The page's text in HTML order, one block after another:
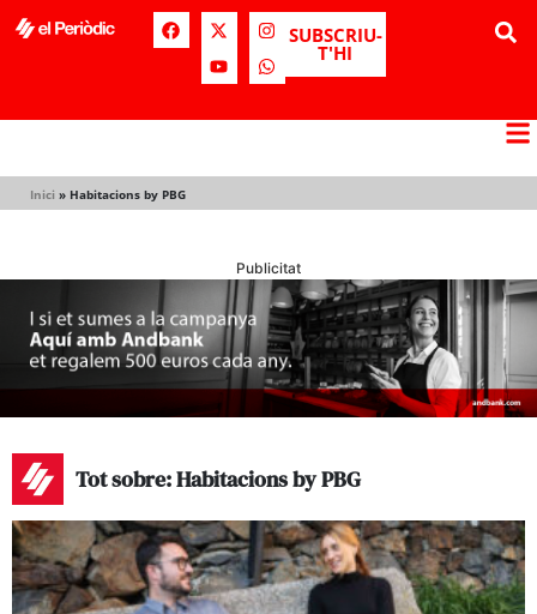
SUBSCRIU-
T'HI
Inici » Habitacions by PBG
Publicitat
Tot sobre: Habitacions by PBG